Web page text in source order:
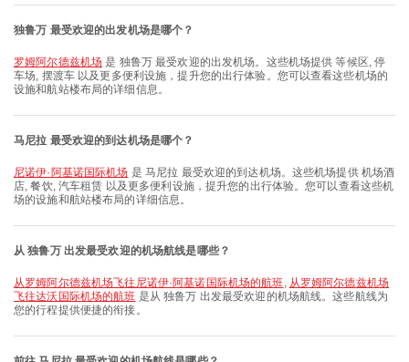
独鲁万 最受欢迎的出发机场是哪个？
罗姆阿尔德兹机场 是 独鲁万 最受欢迎的出发机场。这些机场提供 等候区, 停
车场, 摆渡车 以及更多便利设施，提升您的出行体验。您可以查看这些机场的
设施和航站楼布局的详细信息。
马尼拉 最受欢迎的到达机场是哪个？
尼诺伊·阿基诺国际机场 是 马尼拉 最受欢迎的到达机场。这些机场提供 机场酒
店, 餐饮, 汽车租赁 以及更多便利设施，提升您的出行体验。您可以查看这些机
场的设施和航站楼布局的详细信息。
从 独鲁万 出发最受欢迎的机场航线是哪些？
从罗姆阿尔德兹机场飞往尼诺伊·阿基诺国际机场的航班, 从罗姆阿尔德兹机场
飞往达沃国际机场的航班 是从 独鲁万 出发最受欢迎的机场航线。这些航线为
您的行程提供便捷的衔接。